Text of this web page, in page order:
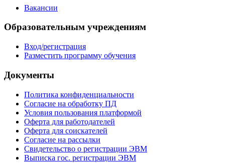
Вакансии
Образовательным учреждениям
Вход/регистрация
Разместить программу обучения
Документы
Политика конфиденциальности
Согласие на обработку ПД
Условия пользования платформой
Оферта для работодателей
Оферта для соискателей
Согласие на рассылки
Свидетельство о регистрации ЭВМ
Выписка гос. регистрации ЭВМ